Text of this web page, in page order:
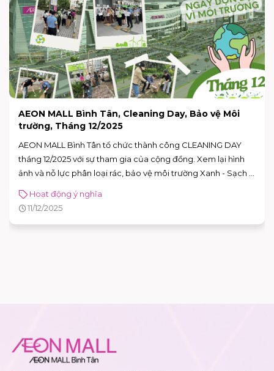
CLEANING DAY AEON MALL BÌNH TÂN: Cùng Cộng
Đồng Giữ Xanh Môi Trường
CLEANING DAY AEON MALL BÌNH TÂN THÁNG 11/2025 tiếp
tục hành trình "vì một Việt Nam sạch đẹp hơn". Tham gia
hoạt động dọn dẹp, phân loại rác, chung tay cùng nhân viên
Hoạt động ý nghĩa
13/11/2025